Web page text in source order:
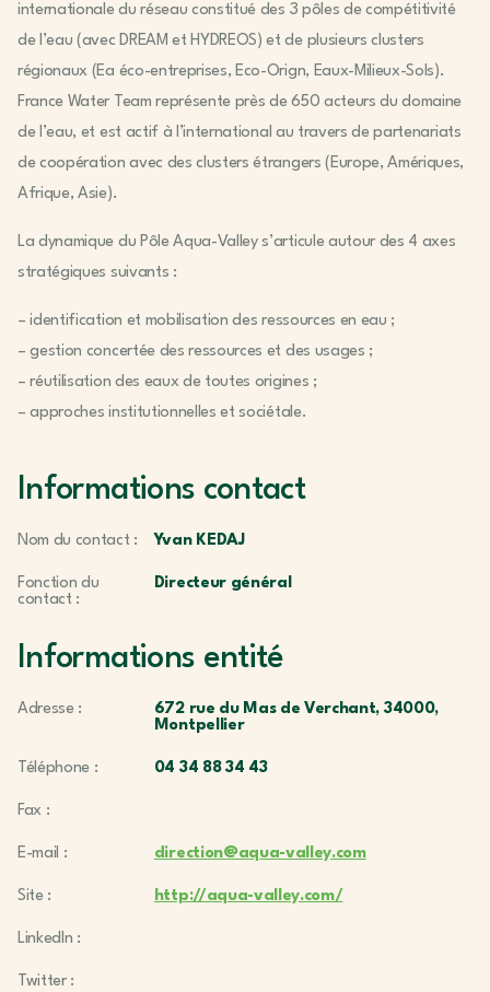
internationale du réseau constitué des 3 pôles de compétitivité
de l’eau (avec DREAM et HYDREOS) et de plusieurs clusters
régionaux (Ea éco-entreprises, Eco-Orign, Eaux-Milieux-Sols).
France Water Team représente près de 650 acteurs du domaine
de l’eau, et est actif à l’international au travers de partenariats
de coopération avec des clusters étrangers (Europe, Amériques,
Afrique, Asie).
La dynamique du Pôle Aqua-Valley s’articule autour des 4 axes
stratégiques suivants :
– identification et mobilisation des ressources en eau ;
– gestion concertée des ressources et des usages ;
– réutilisation des eaux de toutes origines ;
– approches institutionnelles et sociétale.
Informations contact
Nom du contact : Yvan KEDAJ
Fonction du
contact :
Directeur général
Informations entité
Adresse :
672 rue du Mas de Verchant, 34000,
Montpellier
Téléphone : 04 34 88 34 43
Fax :
E-mail : direction@aqua-valley.com
Site : http://aqua-valley.com/
LinkedIn :
Twitter :